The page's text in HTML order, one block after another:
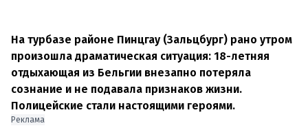
На турбазе районе Пинцгау (Зальцбург) рано утром
произошла драматическая ситуация: 18-летняя
отдыхающая из Бельгии внезапно потеряла
сознание и не подавала признаков жизни.
Полицейские стали настоящими героями.
Реклама